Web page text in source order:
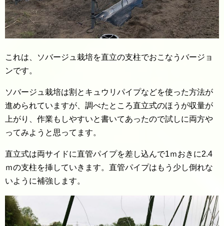
これは、ソバージュ栽培を直立の支柱でおこなうバージョ
ンです。
ソバージュ栽培は割とキュウリパイプなどを使った方法が
進められていますが、調べたところ直立式のほうが収量が
上がり、作業もしやすいと書いてあったので試しに両方や
ってみようと思ってます。
直立式は両サイドに直管パイプを差し込んで1ｍおきに2.4
ｍの支柱を挿していきます。直管パイプはもう少し倒れな
いように補強します。